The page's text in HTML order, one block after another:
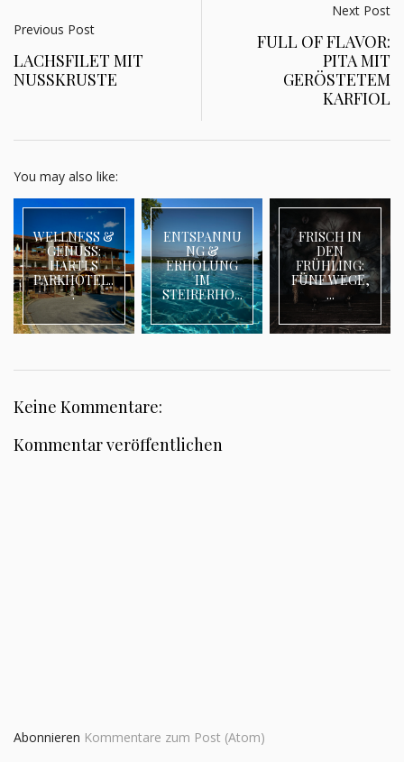
Previous Post
LACHSFILET MIT
NUSSKRUSTE
Next Post
FULL OF FLAVOR:
PITA MIT
GERÖSTETEM
KARFIOL
You may also like:
WELLNESS &
GENUSS:
HARTLS
PARKHOTEL..
.
ENTSPANNU
NG &
ERHOLUNG
IM
STEIRERHO...
FRISCH IN
DEN
FRÜHLING:
FÜNF WEGE,
...
Keine Kommentare:
Kommentar veröffentlichen
Abonnieren Kommentare zum Post (Atom)